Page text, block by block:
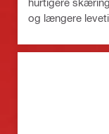
og længere